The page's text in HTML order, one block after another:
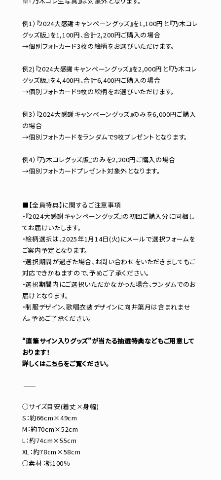
例1）『2024大感謝キャンペーングッズ』を1,100円と『乃木コレ
グッズ版』を1,100円、合計2,200円ご購入の場合
→個別フォトカード3枚の絵柄をお選びいただけます。
例2)『2024大感謝キャンペーングッズ』を2,000円と『乃木コレ
グッズ版』を4,400円、合計6,400円ご購入の場合
→個別フォトカード9枚の絵柄をお選びいただけます。
例3）『2024大感謝キャンペーングッズ』のみを6,000円ご購入
の場合
→個別フォトカードをランダムで9枚プレゼントとなります。
例4）『乃木コレグッズ版』のみを2,200円ご購入の場合
→個別フォトカードプレゼント対象外となります。
■【全員特典】に関するご注意事項
・『2024大感謝キャンペーングッズ』の初回ご購入分に同梱し
てお届けいたします。
・絵柄選択は、2025年1月14日(火)にメールで選択フォームを
ご案内予定となります。
・選択期間が過ぎた場合、お問い合わせをいただきましてもご
対応できかねますので、予めご了承ください。
・選択期間内にご選択いただかなかった場合、ランダムでのお
届けとなります。
・制服デザイン、歌唱衣装デザインに向井葉月は含まれませ
ん。予めご了承ください。
“直筆サイン入りグッズ”が当たる抽選特典などもご用意して
おります！
詳しくはこちらをご覧ください。
―――――――――――
○サイズ目安(着丈×身幅)
S：約66cm×49cm
M：約70cm×52cm
L：約74cm×55cm
XL：約78cm×58cm
○素材：綿100％